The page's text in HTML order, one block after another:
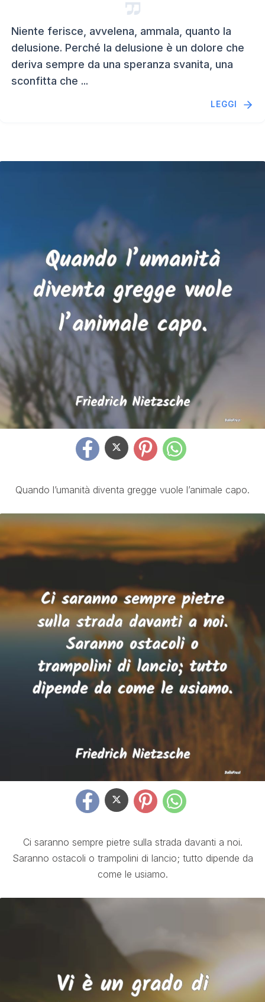
Niente ferisce, avvelena, ammala, quanto la
delusione. Perché la delusione è un dolore che
deriva sempre da una speranza svanita, una
sconfitta che ...
LEGGI
Quando l’umanità diventa gregge vuole l’animale capo.
Ci saranno sempre pietre sulla strada davanti a noi.
Saranno ostacoli o trampolini di lancio; tutto dipende da
come le usiamo.